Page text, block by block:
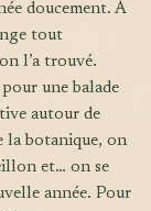
doucement. À
tout
l’a trouvé.
une balade
autour de
la botanique, on
et… on se
année. Pour